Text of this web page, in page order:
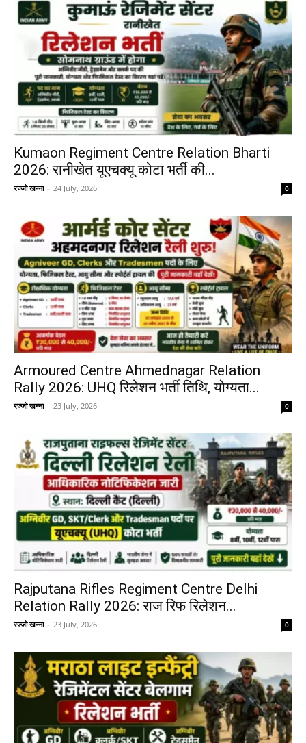
Kumaon Regiment Centre Relation Bharti
2026: रानीखेत यूएचक्यू कोटा भर्ती की...
रज्जो खन्ना - 24 July, 2026 0
Armoured Centre Ahmednagar Relation
Rally 2026: UHQ रिलेशन भर्ती तिथि, योग्यता...
रज्जो खन्ना - 23 July, 2026 0
Rajputana Rifles Regiment Centre Delhi
Relation Rally 2026: राज रिफ रिलेशन...
रज्जो खन्ना - 23 July, 2026 0